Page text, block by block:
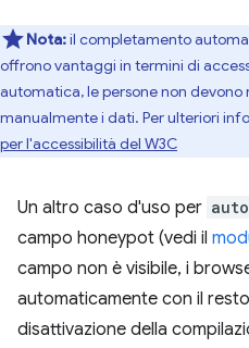
Nota:il completamento
offrono vantaggi in termini di
automatica, le persone non
manualmente i dati. Per ulteriori
per l'accessibilità del W3C
Un altro caso d'uso per
campo honeypot (vedi il
campo non è visibile, i
automaticamente con il
disattivazione della